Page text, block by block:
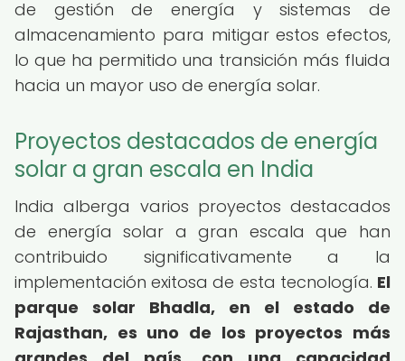
de gestión de energía y sistemas de
almacenamiento para mitigar estos efectos,
lo que ha permitido una transición más fluida
hacia un mayor uso de energía solar.
Proyectos destacados de energía
solar a gran escala en India
India alberga varios proyectos destacados
de energía solar a gran escala que han
contribuido significativamente a la
implementación exitosa de esta tecnología. El
parque solar Bhadla, en el estado de
Rajasthan, es uno de los proyectos más